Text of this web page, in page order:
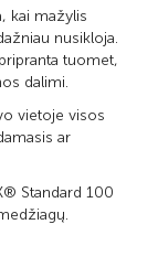
kai mažylis
nusikloja.
tuomet,
dalimi.
vietoje visos
ar
Standard 100